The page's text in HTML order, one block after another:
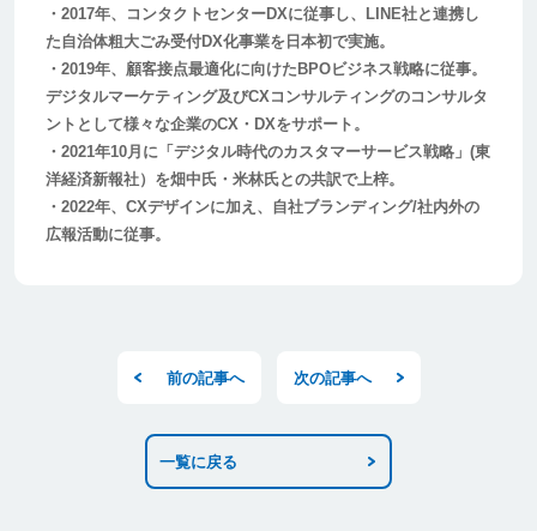
・2017年、コンタクトセンターDXに従事し、LINE社と連携し
た自治体粗大ごみ受付DX化事業を日本初で実施。
・2019年、顧客接点最適化に向けたBPOビジネス戦略に従事。
デジタルマーケティング及びCXコンサルティングのコンサルタ
ントとして様々な企業のCX・DXをサポート。
・2021年10月に「デジタル時代のカスタマーサービス戦略」(東
洋経済新報社）を畑中氏・米林氏との共訳で上梓。
・2022年、CXデザインに加え、自社ブランディング/社内外の
広報活動に従事。
前の記事へ 次の記事へ
一覧に戻る